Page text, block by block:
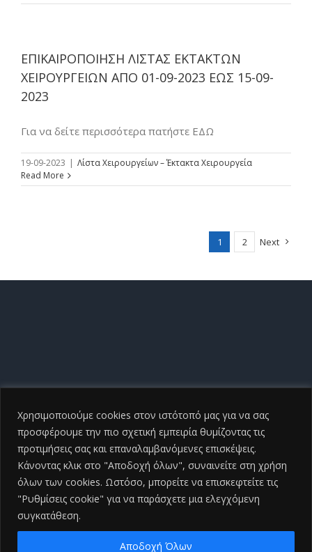
Χρησιμοποιούμε cookies στον ιστότοπό μας για να σας
προσφέρουμε την πιο σχετική εμπειρία θυμίζοντας τις
προτιμήσεις σας και επαναλαμβανόμενες επισκέψεις.
Κάνοντας κλικ στο "Αποδοχή όλων", συναινείτε στη χρήση
όλων των cookies. Ωστόσο, μπορείτε να επισκεφτείτε τις
"Ρυθμίσεις cookie" για να παράσχετε μια ελεγχόμενη
συγκατάθεση.
Αποδοχή Όλων
ΕΠΙΚΑΙΡΟΠΟΙΗΣΗ ΛΙΣΤΑΣ ΕΚΤΑΚΤΩΝ
ΧΕΙΡΟΥΡΓΕΙΩΝ ΑΠΟ 01-09-2023 ΕΩΣ 15-09-
2023
Για να δείτε περισσότερα πατήστε ΕΔΩ
19-09-2023 | Λίστα Χειρουργείων – Έκτακτα Χειρουργεία
Read More
1 2 Next
Copyright ©2026 Γενικό Νοσοκομείο Ηλείας |All Rights
2026 | Developed by